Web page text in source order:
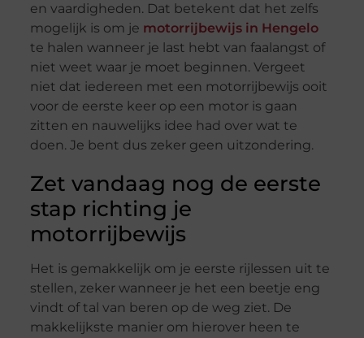
en vaardigheden. Dat betekent dat het zelfs
mogelijk is om je motorrijbewijs in Hengelo
te halen wanneer je last hebt van faalangst of
niet weet waar je moet beginnen. Vergeet
niet dat iedereen met een motorrijbewijs ooit
voor de eerste keer op een motor is gaan
zitten en nauwelijks idee had over wat te
doen. Je bent dus zeker geen uitzondering.
Zet vandaag nog de eerste
stap richting je
motorrijbewijs
Het is gemakkelijk om je eerste rijlessen uit te
stellen, zeker wanneer je het een beetje eng
vindt of tal van beren op de weg ziet. De
makkelijkste manier om hierover heen te